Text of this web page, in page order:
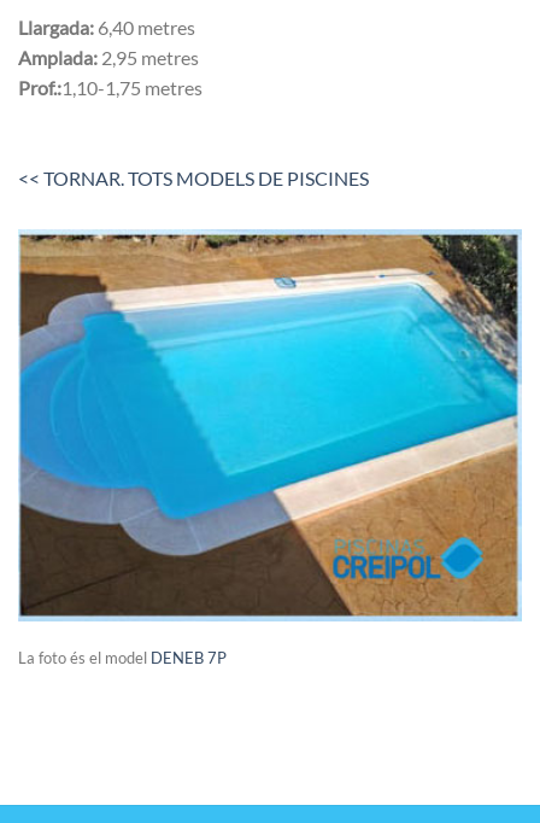
Llargada: 6,40 metres
Amplada: 2,95 metres
Prof.:1,10-1,75 metres
<< TORNAR. TOTS MODELS DE PISCINES
La foto és el model DENEB 7P